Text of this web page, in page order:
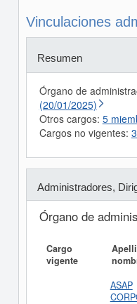
Vinculaciones
Resumen
Órgano de
(20/01/2025)
Otros cargos: 5
Cargos no vigentes:
Administradores,
Órgano de
Cargo
vigente
ASAP